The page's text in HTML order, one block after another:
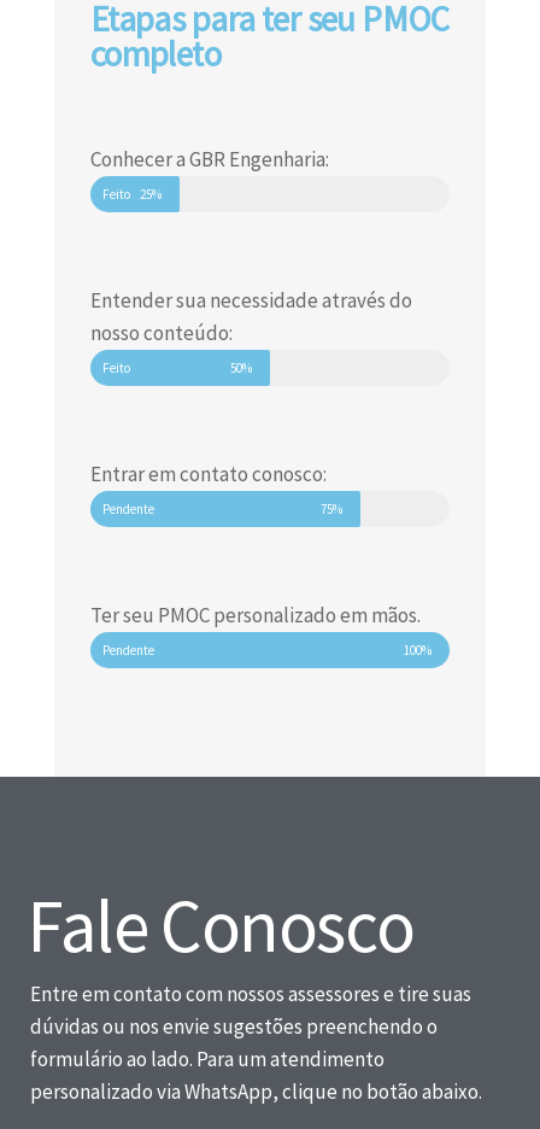
Etapas para ter seu PMOC
completo
Conhecer a GBR Engenharia:
Feito 25%
Entender sua necessidade através do
nosso conteúdo:
Feito 50%
Entrar em contato conosco:
Pendente 75%
Ter seu PMOC personalizado em mãos.
Pendente 100%
Fale Conosco
Entre em contato com nossos assessores e tire suas
dúvidas ou nos envie sugestões preenchendo o
formulário ao lado. Para um atendimento
personalizado via WhatsApp, clique no botão abaixo.